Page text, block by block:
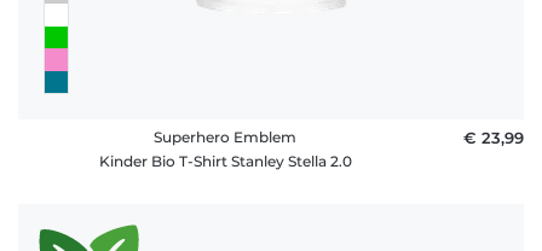
Superhero Emblem
Kinder Bio T-Shirt Stanley Stella 2.0
€ 23,99